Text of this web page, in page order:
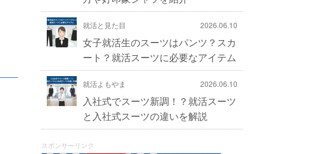
就活と見た目 2026.06.10
女子就活生のスーツはパンツ？スカ
ート？就活スーツに必要なアイテム
就活よもやま 2026.06.10
入社式でスーツ新調！？就活スーツ
と入社式スーツの違いを解説
スポンサーリンク